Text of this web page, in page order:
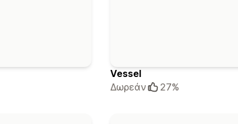
Vessel
Δωρεάν
27%